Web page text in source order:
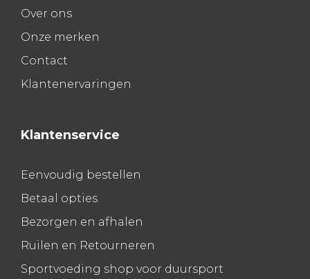
Over ons
Onze merken
Contact
Klantenervaringen
Klantenservice
Eenvoudig bestellen
Betaal opties
Bezorgen en afhalen
Ruilen en Retourneren
Sportvoeding shop voor duursport